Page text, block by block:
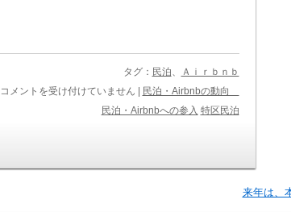
タグ： 民泊、
Ａｉｒｂｎｂ
コメントを受け付けていません
民泊・Airbnbの動向
民泊・Airbnbへの参入 特区民泊
来年は、